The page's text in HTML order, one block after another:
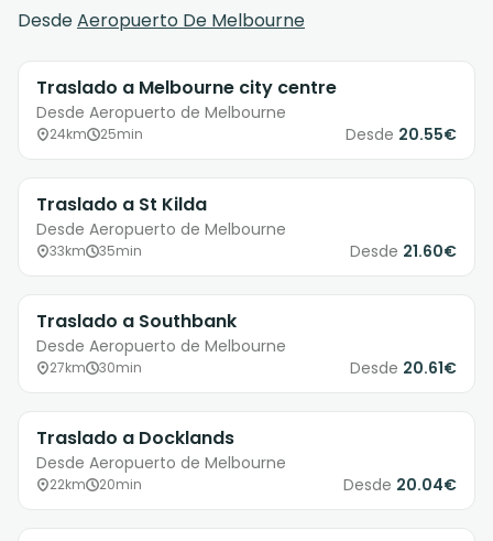
DesdeAeropuerto De Melbourne
Traslado a Melbourne city centre
Desde Aeropuerto de Melbourne
24km 25min Desde 20.55€
Traslado a St Kilda
Desde Aeropuerto de Melbourne
33km 35min Desde 21.60€
Traslado a Southbank
Desde Aeropuerto de Melbourne
27km 30min Desde 20.61€
Traslado a Docklands
Desde Aeropuerto de Melbourne
22km 20min Desde 20.04€